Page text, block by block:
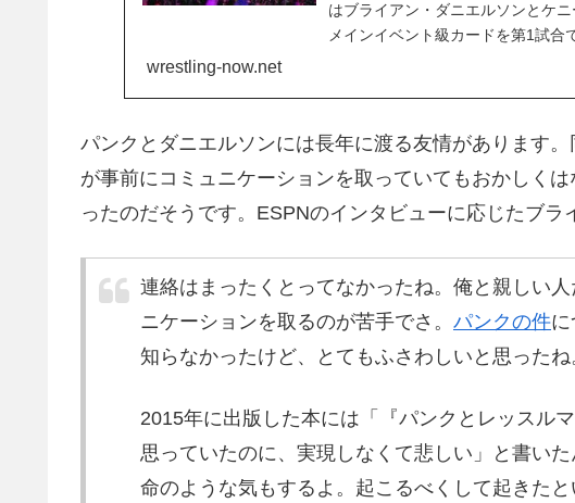
はブライアン・ダニエルソンとケ
メインイベント級カードを第1試合
決めるノンタイトルマッチは世界
wrestling-now.net
パンクとダニエルソンには長年に渡る友情があります
が事前にコミュニケーションを取っていてもおかしく
ったのだそうです。ESPNのインタビューに応じたブラ
連絡はまったくとってなかったね。俺と親しい
ニケーションを取るのが苦手でさ。 パンクの件
知らなかったけど、とてもふさわしいと思ったね
2015年に出版した本には「『パンクとレッスル
思っていたのに、実現しなくて悲しい」と書い
命のような気もするよ。起こるべくして起きた